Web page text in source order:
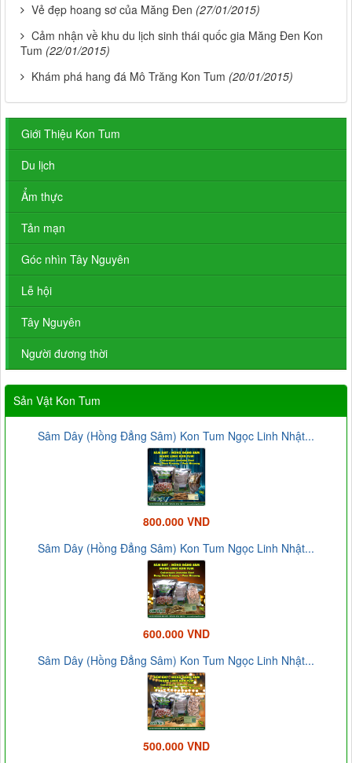
Vẻ đẹp hoang sơ của Măng Đen (27/01/2015)
Cảm nhận về khu du lịch sinh thái quốc gia Măng Đen Kon
Tum (22/01/2015)
Khám phá hang đá Mô Trăng Kon Tum (20/01/2015)
Giới Thiệu Kon Tum
Du lịch
Ẩm thực
Tản mạn
Góc nhìn Tây Nguyên
Lễ hội
Tây Nguyên
Người đương thời
Sản Vật Kon Tum
Sâm Dây (Hồng Đẳng Sâm) Kon Tum Ngọc Linh Nhật...
800.000 VND
Sâm Dây (Hồng Đẳng Sâm) Kon Tum Ngọc Linh Nhật...
600.000 VND
Sâm Dây (Hồng Đẳng Sâm) Kon Tum Ngọc Linh Nhật...
500.000 VND